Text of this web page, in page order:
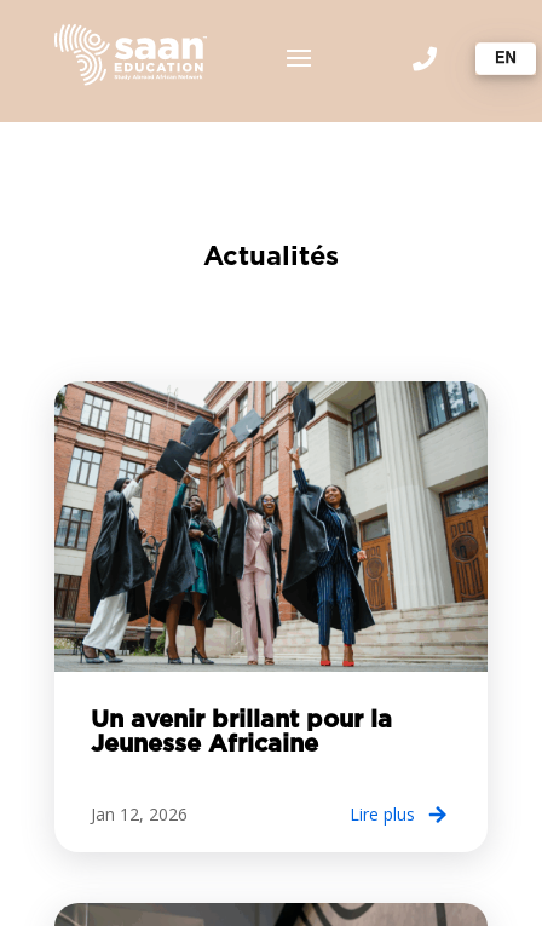

Actualités
Un avenir brillant pour la
Jeunesse Africaine
Jan 12, 2026 lire plus